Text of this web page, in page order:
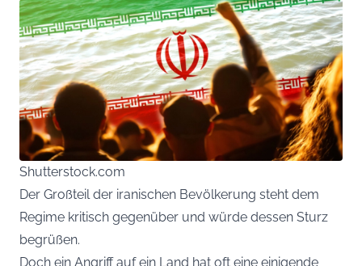
Shutterstock.com
Der Großteil der iranischen Bevölkerung steht dem
Regime kritisch gegenüber und würde dessen Sturz
begrüßen.
Doch ein Angriff auf ein Land hat oft eine einigende